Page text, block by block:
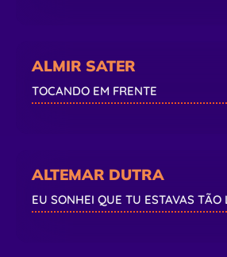
ALMIR SATER
TOCANDO EM FRENTE
ALTEMAR DUTRA
EU SONHEI QUE TU ESTAVAS TÃO